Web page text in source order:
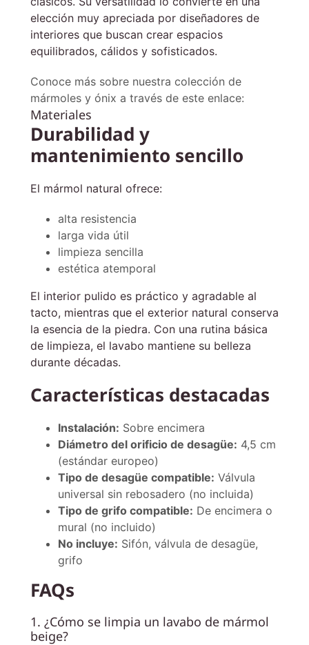
elección muy apreciada por diseñadores de
interiores que buscan crear espacios
equilibrados, cálidos y sofisticados.
Conoce más sobre nuestra colección de
mármoles y ónix a través de este enlace:
Materiales
Durabilidad y
mantenimiento sencillo
El mármol natural ofrece:
alta resistencia
larga vida útil
limpieza sencilla
estética atemporal
El interior pulido es práctico y agradable al
tacto, mientras que el exterior natural conserva
la esencia de la piedra. Con una rutina básica
de limpieza, el lavabo mantiene su belleza
durante décadas.
Características destacadas
Instalación: Sobre encimera
Diámetro del orificio de desagüe: 4,5 cm
(estándar europeo)
Tipo de desagüe compatible: Válvula
universal sin rebosadero (no incluida)
Tipo de grifo compatible: De encimera o
mural (no incluido)
No incluye: Sifón, válvula de desagüe,
grifo
FAQs
1. ¿Cómo se limpia un lavabo de mármol
beige?